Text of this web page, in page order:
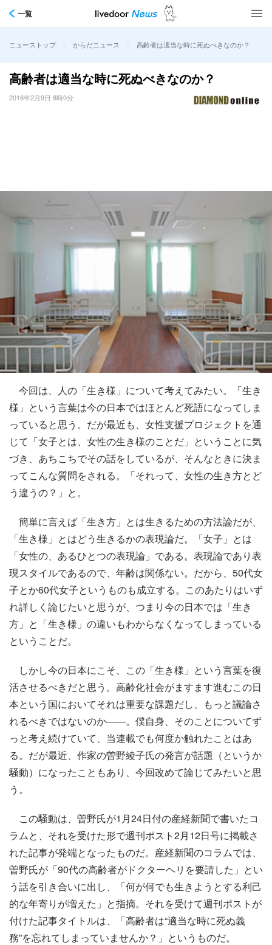
一覧
ニューストップ > からだニュース > 高齢者は適当な時に死ぬべきなのか？
高齢者は適当な時に死ぬべきなのか？
2016年2月9日 8時0分
今回は、人の「生き様」について考えてみたい。「生き
様」という言葉は今の日本ではほとんど死語になってしま
っていると思う。だが最近も、女性支援プロジェクトを通
じて「女子とは、女性の生き様のことだ」ということに気
づき、あちこちでその話をしているが、そんなときに決ま
ってこんな質問をされる。「それって、女性の生き方とど
う違うの？」と。
簡単に言えば「生き方」とは生きるための方法論だが、
「生き様」とはどう生きるかの表現論だ。「女子」とは
「女性の、あるひとつの表現論」である。表現論であり表
現スタイルであるので、年齢は関係ない。だから、50代女
子とか60代女子というものも成立する。このあたりはいず
れ詳しく論じたいと思うが、つまり今の日本では「生き
方」と「生き様」の違いもわからなくなってしまっている
ということだ。
しかし今の日本にこそ、この「生き様」という言葉を復
活させるべきだと思う。高齢化社会がますます進むこの日
本という国においてそれは重要な課題だし、もっと議論さ
れるべきではないのか――。僕自身、そのことについてず
っと考え続けていて、当連載でも何度か触れたことはあ
る。だが最近、作家の曽野綾子氏の発言が話題（というか
騒動）になったこともあり、今回改めて論じてみたいと思
う。
この騒動は、曽野氏が1月24日付の産経新聞で書いたコ
ラムと、それを受けた形で週刊ポスト2月12日号に掲載さ
れた記事が発端となったものだ。産経新聞のコラムでは、
曽野氏が「90代の高齢者がドクターヘリを要請した」とい
う話を引き合いに出し、「何が何でも生きようとする利己
的な年寄りが増えた」と指摘。それを受けて週刊ポストが
付けた記事タイトルは、「高齢者は“適当な時に死ぬ義
務”を忘れてしまっていませんか？」というものだ。